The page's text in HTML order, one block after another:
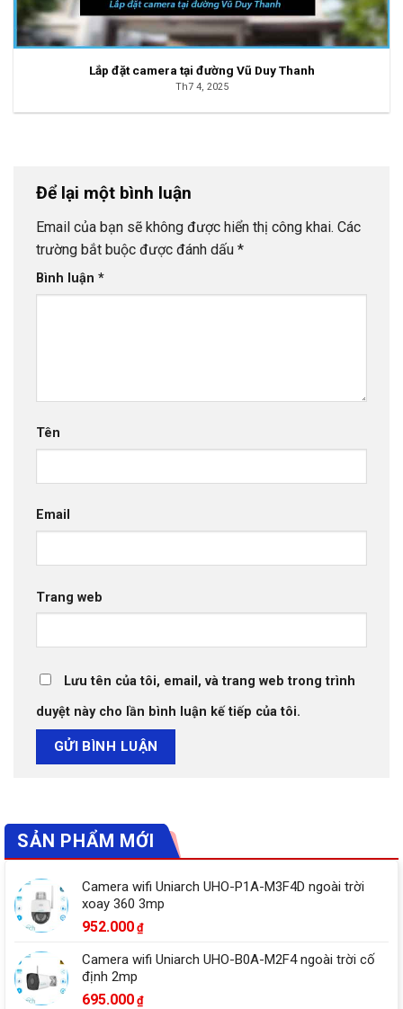
Lắp đặt camera tại đường Vũ Duy Thanh
Th7 4, 2025
Để lại một bình luận
Email của bạn sẽ không được hiển thị công khai. Các
trường bắt buộc được đánh dấu *
Bình luận *
Tên
Email
Trang web
Lưu tên của tôi, email, và trang web trong trình
duyệt này cho lần bình luận kế tiếp của tôi.
SẢN PHẨM MỚI
Camera wifi Uniarch UHO-P1A-M3F4D ngoài trời
xoay 360 3mp
952.000 ₫
Camera wifi Uniarch UHO-B0A-M2F4 ngoài trời cố
định 2mp
695.000 ₫